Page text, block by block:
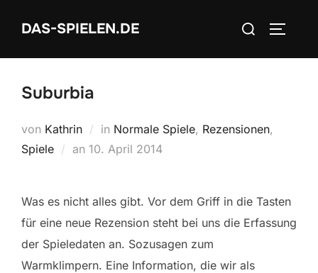
InhaltDAS-SPIELEN.DE
Suchen
Suburbia
von Kathrin in Normale Spiele, Rezensionen,
Spiele
an Veröffentlicht
10. April 2014
Was es nicht alles gibt. Vor dem Griff in die Tasten
für eine neue Rezension steht bei uns die Erfassung
der Spieledaten an. Sozusagen zum
Warmklimpern. Eine Information, die wir als